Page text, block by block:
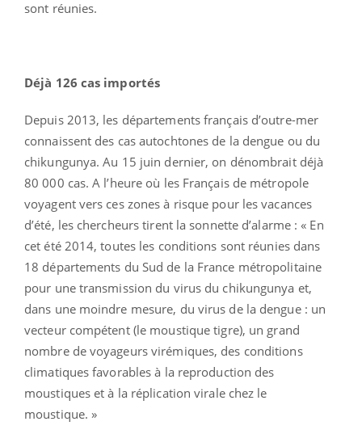
sont réunies.
Déjà 126 cas importés
Depuis 2013, les départements français d’outre-mer
connaissent des cas autochtones de la dengue ou du
chikungunya. Au 15 juin dernier, on dénombrait déjà
80 000 cas. A l’heure où les Français de métropole
voyagent vers ces zones à risque pour les vacances
d’été, les chercheurs tirent la sonnette d’alarme : « En
cet été 2014, toutes les conditions sont réunies dans
18 départements du Sud de la France métropolitaine
pour une transmission du virus du chikungunya et,
dans une moindre mesure, du virus de la dengue : un
vecteur compétent (le moustique tigre), un grand
nombre de voyageurs virémiques, des conditions
climatiques favorables à la reproduction des
moustiques et à la réplication virale chez le
moustique. »